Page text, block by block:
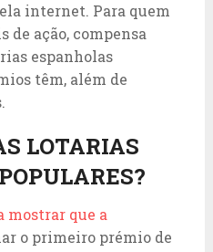
internet. Para quem
de ação, compensa
espanholas
têm, além de
LOTARIAS
mostrar que a
o primeiro prémio de